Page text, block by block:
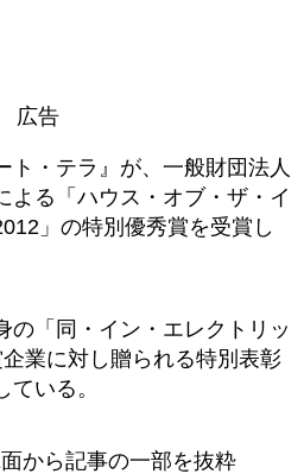
広告
ト・テラ』が、一般財団法人
よる「ハウス・オブ・ザ・イ
」の特別優秀賞を受賞し
の「同・イン・エレクトリッ
業に対し贈られる特別表彰
ている。
から記事の一部を抜粋